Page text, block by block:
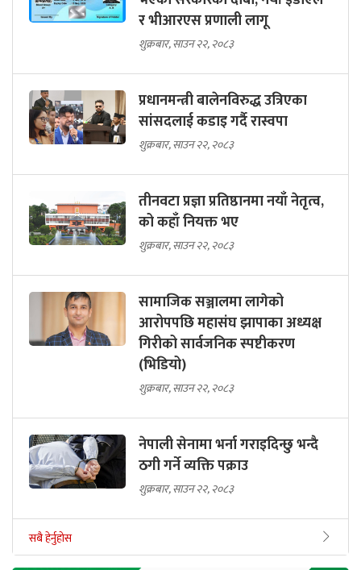
र भीआरएस प्रणाली लागू
शुक्रबार, साउन २२, २०८३
प्रधानमन्त्री बालेनविरुद्ध उत्रिएका
सांसदलाई कडाइ गर्दै रास्वपा
शुक्रबार, साउन २२, २०८३
तीनवटा प्रज्ञा प्रतिष्ठानमा नयाँ नेतृत्व,
को कहाँ नियक्त भए
शुक्रबार, साउन २२, २०८३
सामाजिक सञ्जालमा लागेको
आरोपपछि महासंघ झापाका अध्यक्ष
गिरीको सार्वजनिक स्पष्टीकरण
(भिडियो)
शुक्रबार, साउन २२, २०८३
नेपाली सेनामा भर्ना गराइदिन्छु भन्दै
ठगी गर्ने व्यक्ति पक्राउ
शुक्रबार, साउन २२, २०८३
सबै हेर्नुहोस